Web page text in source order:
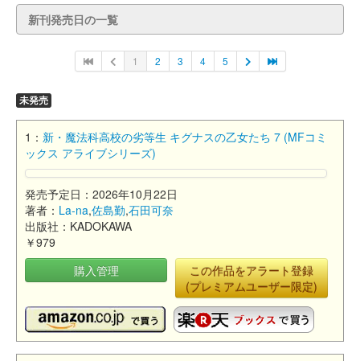
新刊発売日の一覧
1 2 3 4 5
未発売
1： 新・魔法科高校の劣等生 キグナスの乙女たち 7 (MFコミ
ックス アライブシリーズ)
発売予定日：2026年10月22日
著者： La-na,佐島勤,石田可奈
出版社：KADOKAWA
￥979
購入管理
この作品をアラート登録
(プレミアムユーザー限定)